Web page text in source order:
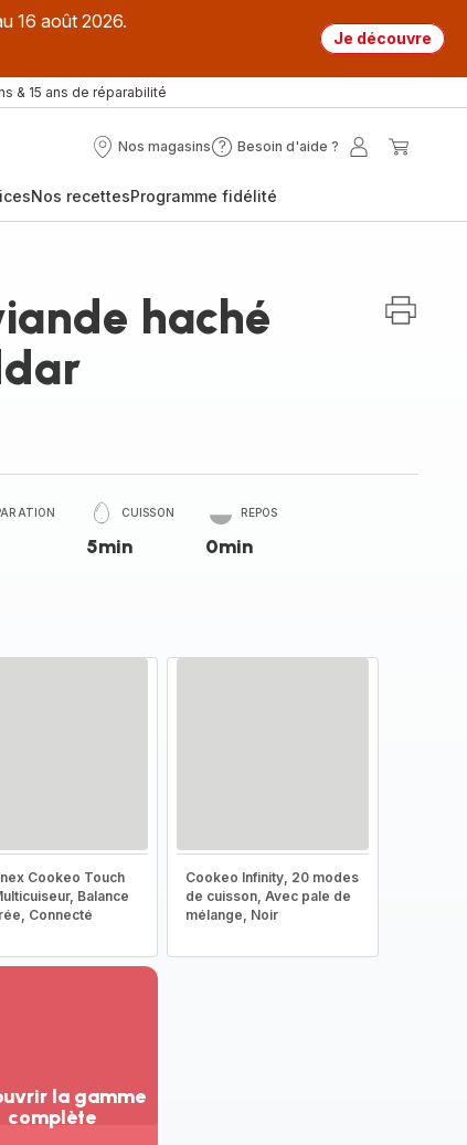
16 août 2026.
Je découvre
& 15 ans de réparabilité
Nos magasins
Nos
Besoin d'aide ?
Besoin
?
Mon
Nos recettesProgramme fidélité
haché
CUISSON
5min
REPOS
0min
Cookeo Touch
Balance
Connecté
Cookeo Infinity, 20 modes
de cuisson, Avec pale de
mélange, Noir
la gamme
complète